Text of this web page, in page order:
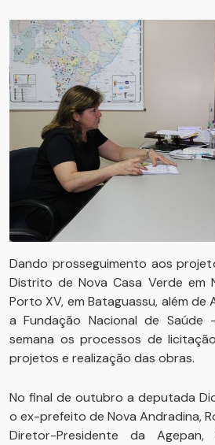
Dando prosseguimento aos
Distrito de Nova Casa Verde em
Porto XV, em Bataguassu, além de
a Fundação Nacional de Saúde
semana os processos de
projetos e realização das obras.
No final de outubro a deputada
o ex-prefeito de Nova Andradina,
Diretor-Presidente da